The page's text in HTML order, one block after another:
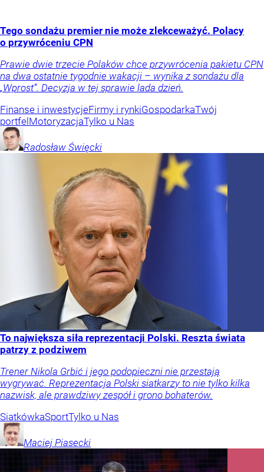
Tego sondażu premier nie może zlekceważyć. Polacy
o przywróceniu CPN
Prawie dwie trzecie Polaków chce przywrócenia pakietu CPN
na dwa ostatnie tygodnie wakacji – wynika z sondażu dla
„Wprost”. Decyzja w tej sprawie lada dzień.
Finanse i inwestycjeFirmy i rynkiGospodarkaTwój
portfel MotoryzacjaTylko u Nas
Radosław Święcki
To największa siła reprezentacji Polski. Reszta świata
patrzy z podziwem
Trener Nikola Grbić i jego podopieczni nie przestają
wygrywać. Reprezentacja Polski siatkarzy to nie tylko kilka
nazwisk, ale prawdziwy zespół i grono bohaterów.
SiatkówkaSportTylko u Nas
Maciej Piasecki